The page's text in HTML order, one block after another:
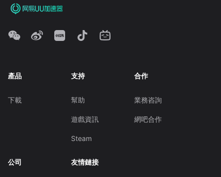
產品
下載
支持
幫助
遊戲資訊
Steam
合作
業務咨詢
網吧合作
公司 友情鏈接